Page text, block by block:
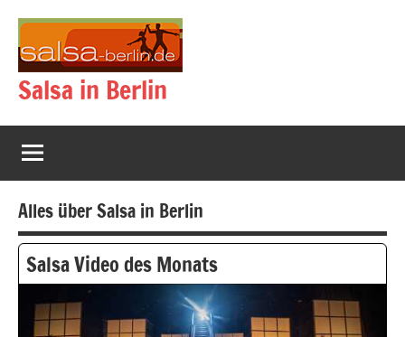
springen
Salsa in Berlin
Alles über Salsa in Berlin
Salsa Video des Monats